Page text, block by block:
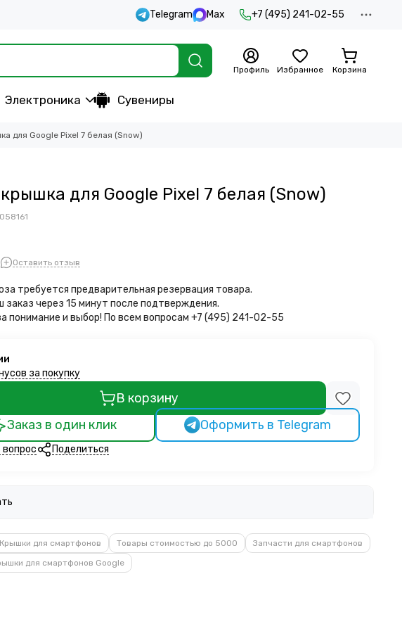
Telegram Max +7 (495) 241-02-55
Профиль Избранное Корзина
Электроника Сувениры
для Google Pixel 7 белая (Snow)
для Google Pixel 7 белая (Snow)
Оставить отзыв
требуется предварительная резервация товара.
заказ через 15 минут после подтверждения.
понимание и выбор! По всем вопросам +7 (495) 241-02-55
за покупку
В корзину
Заказ в один клик
Оформить в Telegram
Поделиться
Крышки для смартфонов Товары стоимостью до 5000
Запчасти для смартфонов
для смартфонов Google